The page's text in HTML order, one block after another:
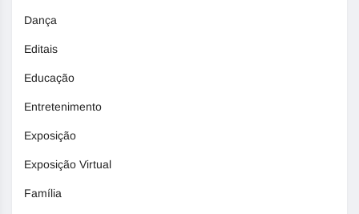
Dança
Editais
Educação
Entretenimento
Exposição
Exposição Virtual
Família